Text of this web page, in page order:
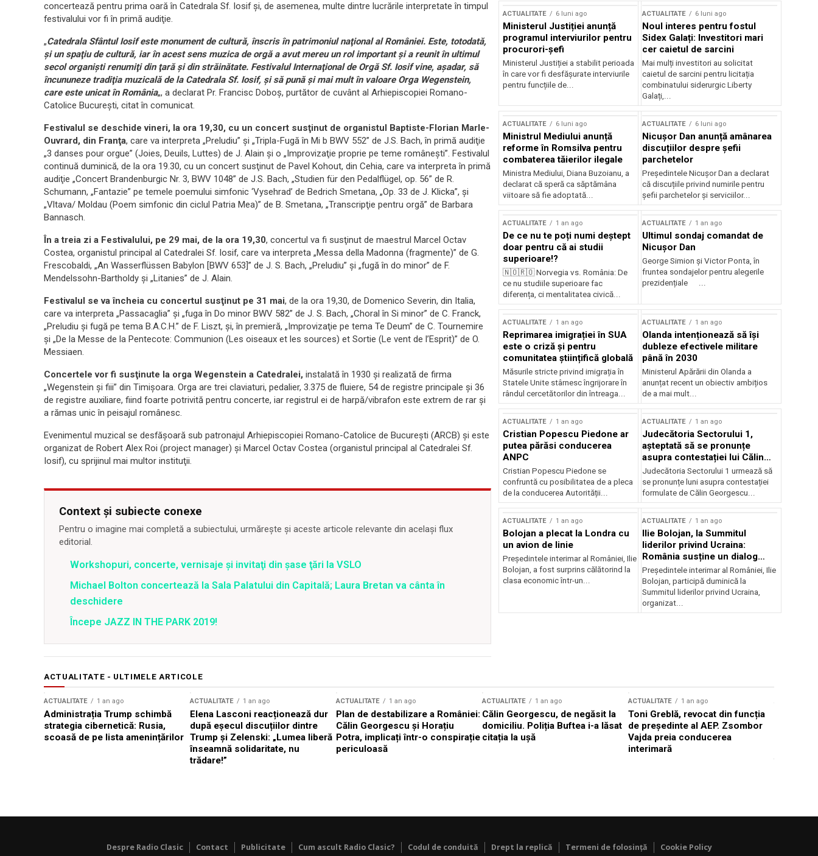
concertează pentru prima oară în Catedrala Sf. Iosif şi, de asemenea, multe dintre lucrările interpretate în timpul
festivalului vor fi în primă audiţie.
„Catedrala Sfântul Iosif este monument de cultură, înscris în patrimoniul naţional al României. Este, totodată,
şi un spaţiu de cultură, iar în acest sens muzica de orgă a avut mereu un rol important şi a reunit în ultimul
secol organişti renumiţi din ţară şi din străinătate. Festivalul Internaţional de Orgă Sf. Iosif vine, aşadar, să
încununeze tradiţia muzicală de la Catedrala Sf. Iosif, şi să pună şi mai mult în valoare Orga Wegenstein,
care este unicat în România„, a declarat Pr. Francisc Doboş, purtător de cuvânt al Arhiepiscopiei Romano-
Catolice Bucureşti, citat în comunicat.
Festivalul se deschide vineri, la ora 19,30, cu un concert susţinut de organistul Baptiste-Florian Marle-
Ouvrard, din Franţa, care va interpreta „Preludiu” şi „Tripla-Fugă în Mi b BWV 552” de J.S. Bach, în primă audiţie
„3 danses pour orgue” (Joies, Deuils, Luttes) de J. Alain şi o „Improvizaţie proprie pe teme româneşti”. Festivalul
continuă duminică, de la ora 19.30, cu un concert susţinut de Pavel Kohout, din Cehia, care va interpreta în primă
audiţie „Concert Brandenburgic Nr. 3, BWV 1048” de J.S. Bach, „Studien für den Pedalflügel, op. 56” de R.
Schumann, „Fantazie” pe temele poemului simfonic ‘Vysehrad’ de Bedrich Smetana, „Op. 33 de J. Klicka”, şi
„Vltava/ Moldau (Poem simfonic din ciclul Patria Mea)” de B. Smetana, „Transcripţie pentru orgă” de Barbara
Bannasch.
În a treia zi a Festivalului, pe 29 mai, de la ora 19,30, concertul va fi susţinut de maestrul Marcel Octav
Costea, organistul principal al Catedralei Sf. Iosif, care va interpreta „Messa della Madonna (fragmente)” de G.
Frescobaldi, „An Wasserflüssen Babylon [BWV 653]” de J. S. Bach, „Preludiu” şi „fugă în do minor” de F.
Mendelssohn-Bartholdy şi „Litanies” de J. Alain.
Festivalul se va încheia cu concertul susţinut pe 31 mai, de la ora 19,30, de Domenico Severin, din Italia,
care va interpreta „Passacaglia” şi „fuga în Do minor BWV 582” de J. S. Bach, „Choral în Si minor” de C. Franck,
„Preludiu şi fugă pe tema B.A.C.H.” de F. Liszt, şi, în premieră, „Improvizaţie pe tema Te Deum” de C. Tournemire
şi „De la Messe de la Pentecote: Communion (Les oiseaux et les sources) et Sortie (Le vent de l’Esprit)” de O.
Messiaen.
Concertele vor fi susţinute la orga Wegenstein a Catedralei, instalată în 1930 şi realizată de firma
„Wegenstein şi fiii” din Timişoara. Orga are trei claviaturi, pedalier, 3.375 de fluiere, 54 de registre principale şi 36
de registre auxiliare, fiind foarte potrivită pentru concerte, iar registrul ei de harpă/vibrafon este extrem de rar şi
a rămas unic în peisajul românesc.
Evenimentul muzical se desfăşoară sub patronajul Arhiepiscopiei Romano-Catolice de Bucureşti (ARCB) şi este
organizat de Robert Alex Roi (project manager) şi Marcel Octav Costea (organistul principal al Catedralei Sf.
Iosif), cu sprijinul mai multor instituţii.
Context și subiecte conexe
Pentru o imagine mai completă a subiectului, urmărește și aceste articole relevante din același flux
editorial.
Workshopuri, concerte, vernisaje şi invitaţi din şase ţări la VSLO
Michael Bolton concertează la Sala Palatului din Capitală; Laura Bretan va cânta în
deschidere
Începe JAZZ IN THE PARK 2019!
ACTUALITATE 6 luni ago
Ministerul Justiției anunță
programul interviurilor pentru
procurori-șefi
Ministerul Justiției a stabilit perioada
în care vor fi desfășurate interviurile
pentru funcțiile de...
ACTUALITATE 6 luni ago
Noul interes pentru fostul
Sidex Galați: Investitori mari
cer caietul de sarcini
Mai mulți investitori au solicitat
caietul de sarcini pentru licitația
combinatului siderurgic Liberty
Galați,...
ACTUALITATE 6 luni ago
Ministrul Mediului anunță
reforme în Romsilva pentru
combaterea tăierilor ilegale
Ministra Mediului, Diana Buzoianu, a
declarat că speră ca săptămâna
viitoare să fie adoptată...
ACTUALITATE 6 luni ago
Nicușor Dan anunță amânarea
discuțiilor despre șefii
parchetelor
Președintele Nicușor Dan a declarat
că discuțiile privind numirile pentru
șefii parchetelor și serviciilor...
ACTUALITATE 1 an ago
De ce nu te poți numi deștept
doar pentru că ai studii
superioare!?
🇳🇴🇷🇴 Norvegia vs. România: De
ce nu studiile superioare fac
diferența, ci mentalitatea civică...
ACTUALITATE 1 an ago
Ultimul sondaj comandat de
Nicușor Dan
George Simion și Victor Ponta, în
fruntea sondajelor pentru alegerile
prezidențiale ...
ACTUALITATE 1 an ago
Reprimarea imigrației în SUA
este o criză și pentru
comunitatea științifică globală
Măsurile stricte privind imigrația în
Statele Unite stârnesc îngrijorare în
rândul cercetătorilor din întreaga...
ACTUALITATE 1 an ago
Olanda intenționează să își
dubleze efectivele militare
până în 2030
Ministerul Apărării din Olanda a
anunțat recent un obiectiv ambițios
de a mai mult...
ACTUALITATE 1 an ago
Cristian Popescu Piedone ar
putea părăsi conducerea
ANPC
Cristian Popescu Piedone se
confruntă cu posibilitatea de a pleca
de la conducerea Autorității...
ACTUALITATE 1 an ago
Judecătoria Sectorului 1,
așteptată să se pronunțe
asupra contestației lui Călin
Georgescu privind controlul
judiciar
Judecătoria Sectorului 1 urmează să
se pronunțe luni asupra contestației
formulate de Călin Georgescu...
ACTUALITATE 1 an ago
Bolojan a plecat la Londra cu
un avion de linie
Președintele interimar al României, Ilie
Bolojan, a fost surprins călătorind la
clasa economic într-un...
ACTUALITATE 1 an ago
Ilie Bolojan, la Summitul
liderilor privind Ucraina:
România susține un dialog
transatlantic pentru securitate
și stabilitate
Președintele interimar al României, Ilie
Bolojan, participă duminică la
Summitul liderilor privind Ucraina,
organizat...
ACTUALITATE - ULTIMELE ARTICOLE
ACTUALITATE 1 an ago
Administrația Trump schimbă
strategia cibernetică: Rusia,
scoasă de pe lista amenințărilor
ACTUALITATE 1 an ago
Elena Lasconi reacționează dur
după eșecul discuțiilor dintre
Trump și Zelenski: „Lumea liberă
înseamnă solidaritate, nu
trădare!”
ACTUALITATE 1 an ago
Plan de destabilizare a României:
Călin Georgescu și Horațiu
Potra, implicați într-o conspirație
periculoasă
ACTUALITATE 1 an ago
Călin Georgescu, de negăsit la
domiciliu. Poliția Buftea i-a lăsat
citația la ușă
ACTUALITATE 1 an ago
Toni Greblă, revocat din funcția
de președinte al AEP. Zsombor
Vajda preia conducerea
interimară
Despre Radio Clasic Contact Publicitate Cum ascult Radio Clasic? Codul de conduită Drept la replică Termeni de folosință Cookie Policy